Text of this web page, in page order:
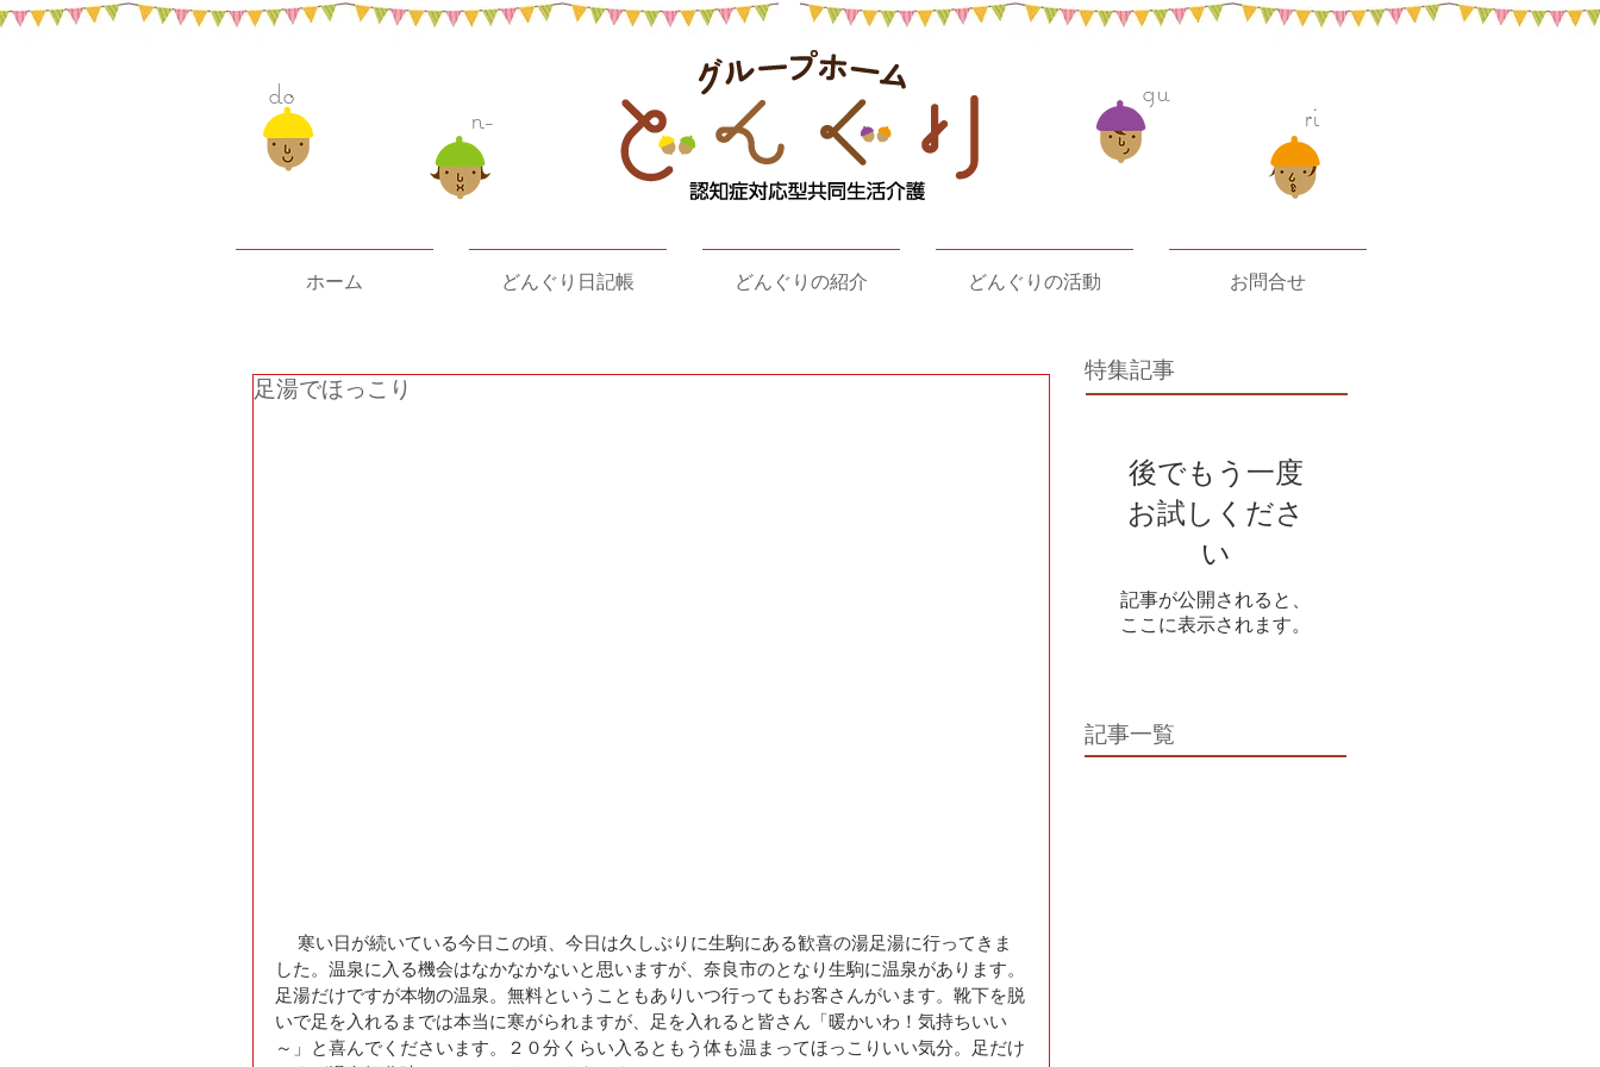
do
n-
gu
ri
ホーム どんぐり日記帳 どんぐりの紹介 どんぐりの活動 お問合せ
足湯でほっこり
した。温泉に入る機会はなかなかないと思いますが、奈良市のとなり生駒に温泉があります。
足湯だけですが本物の温泉。無料ということもありいつ行ってもお客さんがいます。靴下を脱
いで足を入れるまでは本当に寒がられますが、足を入れると皆さん「暖かいわ！気持ちいい
～」と喜んでくださいます。２０分くらい入るともう体も温まってほっこりいい気分。足だけ
特集記事
後でもう一度
お試しくださ
い
記事が公開されると、
ここに表示されます。
記事一覧